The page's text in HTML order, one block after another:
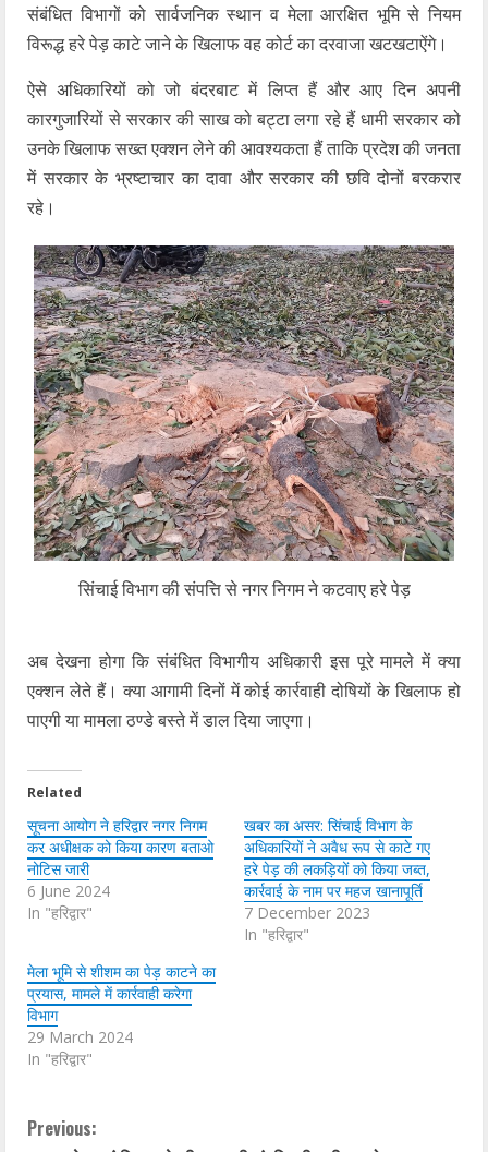
संबंधित विभागों को सार्वजनिक स्थान व मेला आरक्षित भूमि से नियम
विरूद्ध हरे पेड़ काटे जाने के खिलाफ वह कोर्ट का दरवाजा खटखटाऐंगे।
ऐसे अधिकारियों को जो बंदरबाट में लिप्त हैं और आए दिन अपनी
कारगुजारियों से सरकार की साख को बट्टा लगा रहे हैं धामी सरकार को
उनके खिलाफ सख्त एक्शन लेने की आवश्यकता हैं ताकि प्रदेश की जनता
में सरकार के भ्रष्टाचार का दावा और सरकार की छवि दोनों बरकरार
रहे।
सिंचाई विभाग की संपत्ति से नगर निगम ने कटवाए हरे पेड़
अब देखना होगा कि संबंधित विभागीय अधिकारी इस पूरे मामले में क्या
एक्शन लेते हैं। क्या आगामी दिनों में कोई कार्रवाही दोषियों के खिलाफ हो
पाएगी या मामला ठण्डे बस्ते में डाल दिया जाएगा।
Related
सूचना आयोग ने हरिद्वार नगर निगम
कर अधीक्षक को किया कारण बताओ
नोटिस जारी
6 June 2024
In "हरिद्वार"
खबर का असर: सिंचाई विभाग के
अधिकारियों ने अवैध रूप से काटे गए
हरे पेड़ की लकड़ियों को किया जब्त,
कार्रवाई के नाम पर महज खानापूर्ति
7 December 2023
In "हरिद्वार"
मेला भूमि से शीशम का पेड़ काटने का
प्रयास, मामले में कार्रवाही करेगा
विभाग
29 March 2024
In "हरिद्वार"
C
Previous: